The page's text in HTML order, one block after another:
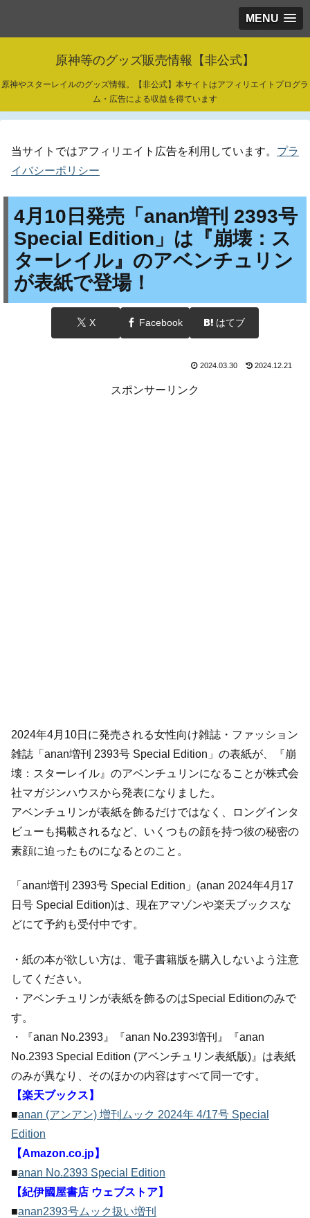
MENU
原神等のグッズ販売情報【非公式】
原神やスターレイルのグッズ情報。【非公式】本サイトはアフィリエイトプログラ
ム・広告による収益を得ています
当サイトではアフィリエイト広告を利用しています。 プラ
イバシーポリシー
4月10日発売「anan増刊 2393号
Special Edition」は『崩壊：ス
ターレイル』のアベンチュリン
が表紙で登場！
X Facebook はてブ
2024.03.30 2024.12.21
スポンサーリンク
2024年4月10日に発売される女性向け雑誌・ファッション
雑誌「anan増刊 2393号 Special Edition」の表紙が、『崩
壊：スターレイル』のアベンチュリンになることが株式会
社マガジンハウスから発表になりました。
アベンチュリンが表紙を飾るだけではなく、ロングインタ
ビューも掲載されるなど、いくつもの顔を持つ彼の秘密の
素顔に迫ったものになるとのこと。
「anan増刊 2393号 Special Edition」(anan 2024年4月17
日号 Special Edition)は、現在アマゾンや楽天ブックスな
どにて予約も受付中です。
・紙の本が欲しい方は、電子書籍版を購入しないよう注意
してください。
・アベンチュリンが表紙を飾るのはSpecial Editionのみで
す。
・『anan No.2393』『anan No.2393増刊』『anan
No.2393 Special Edition (アベンチュリン表紙版)』は表紙
のみが異なり、そのほかの内容はすべて同一です。
【楽天ブックス】
■anan (アンアン) 増刊ムック 2024年 4/17号 Special
Edition
【Amazon.co.jp】
■anan No.2393 Special Edition
【紀伊國屋書店 ウェブストア】
■anan2393号ムック扱い増刊